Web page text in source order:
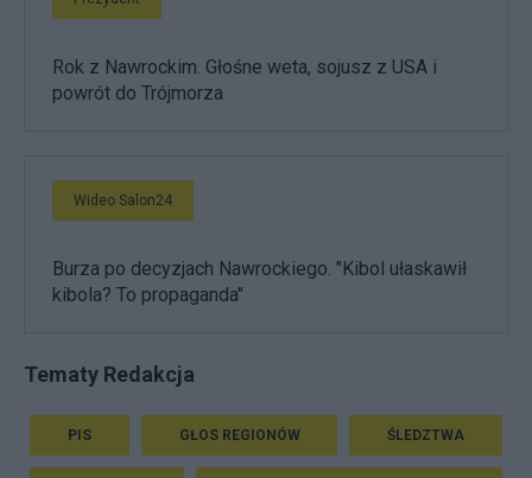
Rok z Nawrockim. Głośne weta, sojusz z USA i
powrót do Trójmorza
Wideo Salon24
Burza po decyzjach Nawrockiego. "Kibol ułaskawił
kibola? To propaganda"
Tematy Redakcja
PIS GŁOS REGIONÓW ŚLEDZTWA